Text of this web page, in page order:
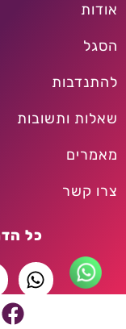
אודות
הסגל
להתנדבות
שאלות ותשובות
מאמרים
צרו קשר
כל